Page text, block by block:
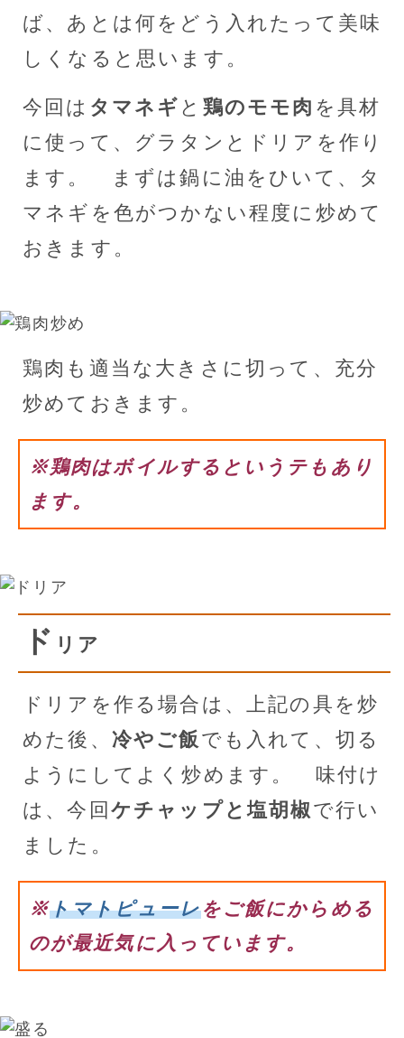
ば、あとは何をどう入れたって美味
しくなると思います。
今回は タマネギ と 鶏のモモ肉 を具材
に使って、グラタンとドリアを作り
ます。 まずは鍋に油をひいて、タ
マネギを色がつかない程度に炒めて
おきます。
鶏肉も適当な大きさに切って、充分
炒めておきます。
※鶏肉はボイルするというテもあり
ます。
ド リア
ドリアを作る場合は、上記の具を炒
めた後、 冷やご飯 でも入れて、切る
ようにしてよく炒めます。 味付け
は、今回 ケチャップと塩胡椒で行い
ました。
※トマトピューレをご飯にからめる
のが最近気に入っています。